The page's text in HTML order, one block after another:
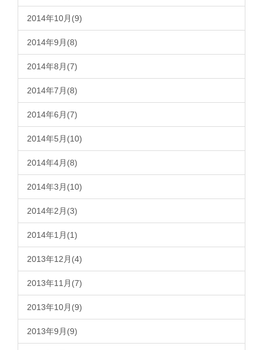
2014年10月(9)
2014年9月(8)
2014年8月(7)
2014年7月(8)
2014年6月(7)
2014年5月(10)
2014年4月(8)
2014年3月(10)
2014年2月(3)
2014年1月(1)
2013年12月(4)
2013年11月(7)
2013年10月(9)
2013年9月(9)